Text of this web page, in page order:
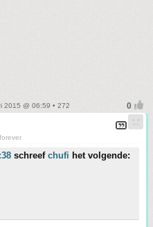
2015 @ 06:59 • 272
schreef chufi het volgende: